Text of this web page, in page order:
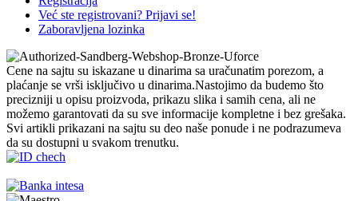
Već ste registrovani? Prijavi se!
Zaboravljena lozinka
Cene na sajtu su iskazane u dinarima sa uračunatim porezom, a
plaćanje se vrši isključivo u dinarima.Nastojimo da budemo što
precizniji u opisu proizvoda, prikazu slika i samih cena, ali ne
možemo garantovati da su sve informacije kompletne i bez grešaka.
Svi artikli prikazani na sajtu su deo naše ponude i ne podrazumeva
da su dostupni u svakom trenutku.